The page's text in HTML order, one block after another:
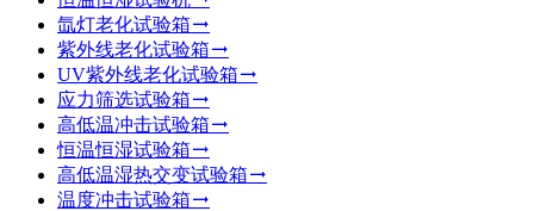
氙灯老化试验箱
紫外线老化试验箱
UV紫外线老化试验箱
应力筛选试验箱
高低温冲击试验箱
恒温恒湿试验箱
高低温湿热交变试验箱
温度冲击试验箱